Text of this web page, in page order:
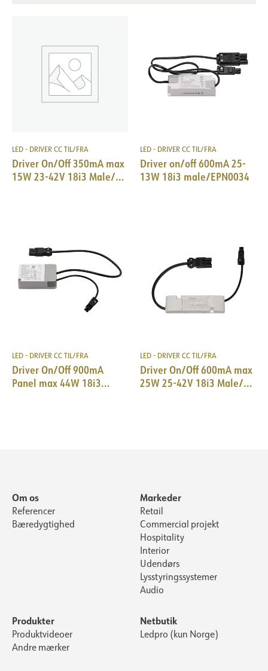
LED - DRIVER CC TIL/FRA
Driver On/Off 350mA max
15W 23-42V 18i3 Male/
LED - DRIVER CC TIL/FRA
Driver on/off 600mA 25-
13W 18i3 male/EPN0034
LED - DRIVER CC TIL/FRA
Driver On/Off 900mA
Panel max 44W 18i3
LED - DRIVER CC TIL/FRA
Driver On/Off 600mA max
25W 25-42V 18i3 Male/
Om os
Referencer
Bæredygtighed
Markeder
Retail
Commercial projekt
Hospitality
Interior
Udendørs
Lysstyringssystemer
Audio
Produkter
Produktvideoer
Andre mærker
Netbutik
Ledpro (kun Norge)